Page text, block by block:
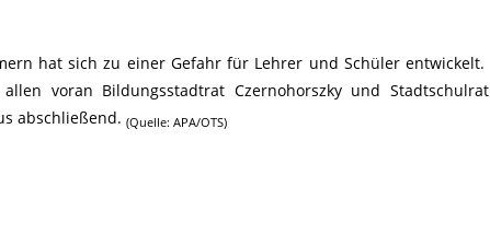
hat sich zu einer Gefahr für Lehrer und Schüler entwickelt.
voran Bildungsstadtrat Czernohorszky und Stadtschulrat
abschließend. (Quelle: APA/OTS)